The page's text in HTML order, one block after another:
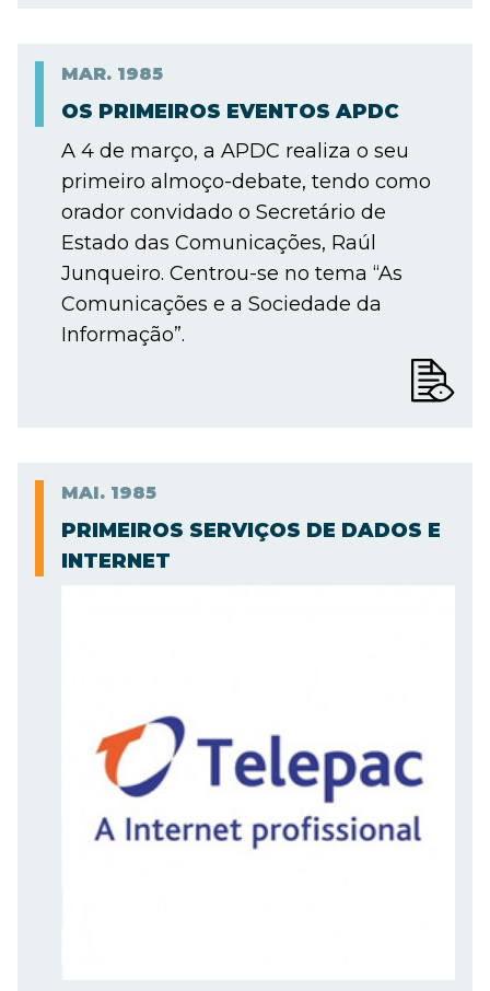
MAR. 1985
OS PRIMEIROS EVENTOS APDC
A 4 de março, a APDC realiza o seu
primeiro almoço-debate, tendo como
orador convidado o Secretário de
Estado das Comunicações, Raúl
Junqueiro. Centrou-se no tema “As
Comunicações e a Sociedade da
Informação”.
MAI. 1985
PRIMEIROS SERVIÇOS DE DADOS E
INTERNET